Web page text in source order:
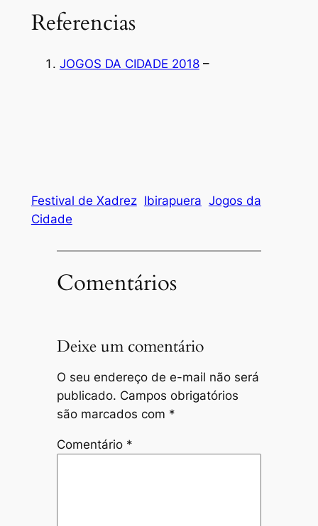
Referencias
JOGOS DA CIDADE 2018–
Festival de Xadrez Ibirapuera Jogos da
Cidade
Comentários
Deixe um comentário
O seu endereço de e-mail não será
publicado. Campos obrigatórios
são marcados com *
Comentário *